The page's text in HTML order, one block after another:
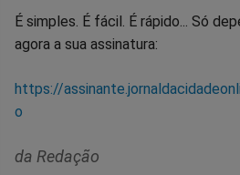
É simples. É fácil. É rápido... Só
agora a sua assinatura:
https://
o
da Redação